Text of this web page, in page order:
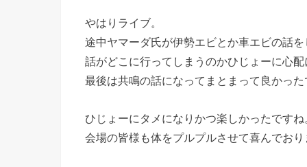
やはりライブ。
途中ヤマーダ氏が伊勢エビとか車エビの話
話がどこに行ってしまうのかひじょーに心
最後は共鳴の話になってまとまって良かった
ひじょーにタメになりかつ楽しかったですね
会場の皆様も体をプルプルさせて喜んでお